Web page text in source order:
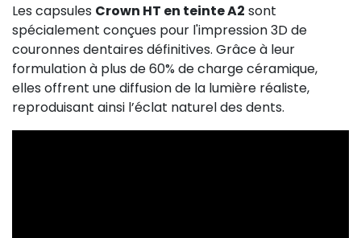
Les capsules Crown HT en teinte A2 sont
spécialement conçues pour l'impression 3D de
couronnes dentaires définitives. Grâce à leur
formulation à plus de 60% de charge céramique,
elles offrent une diffusion de la lumière réaliste,
reproduisant ainsi l’éclat naturel des dents.